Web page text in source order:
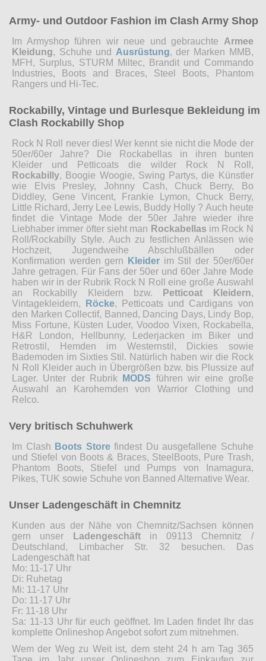
Army- und Outdoor Fashion im Clash Army Shop
Im Armyshop führen wir neue und gebrauchte Armee
Kleidung, Schuhe und Ausrüstung, der Marken MMB,
MFH, Surplus, STURM Miltec, Brandit und Commando
Industries, Boots and Braces, Steel Boots, Phantom
Rangers und Hi-Tec.
Rockabilly, Vintage und Burlesque Bekleidung im
Clash Rockabilly Shop
Rock N Roll never dies! Wer kennt sie nicht die Mode der
50er/60er Jahre? Die Rockabellas in ihren bunten
Kleider und Petticoats die wilder Rock N Roll,
Rockabilly, Boogie Woogie, Swing Partys, die Künstler
wie Elvis Presley, Johnny Cash, Chuck Berry, Bo
Diddley, Gene Vincent, Frankie Lymon, Chuck Berry,
Little Richard, Jerry Lee Lewis, Buddy Holly ? Auch heute
findet die Vintage Mode der 50er Jahre wieder ihre
Liebhaber immer öfter sieht man Rockabellas im Rock N
Roll/Rockabilly Style. Auch zu festlichen Anlässen wie
Hochzeit, Jugendweihe Abschlußbällen oder
Konfirmation werden gern
Kleiderim Stil der 50er/60er
Jahre getragen. Für Fans der 50er und 60er Jahre Mode
haben wir in der Rubrik Rock N Roll eine große Auswahl
an Rockabilly Kleidern bzw.
Petticoat Kleidern,
Vintagekleidern,
Röcke, Petticoats und Cardigans von
den Marken Collectif, Banned, Dancing Days, Lindy Bop,
Miss Fortune, Küsten Luder, Voodoo Vixen, Rockabella,
H&R London, Hellbunny, Lederjacken im Biker und
Retrostil, Hemden im Westernstil, Dickies sowie
Bademoden im Sixties Stil. Natürlich haben wir die Rock
N Roll Kleider auch in Übergrößen bzw. bis Plussize auf
Lager. Unter der Rubrik
MODS führen wir eine große
Auswahl an Karohemden von Warrior Clothing und
Relco.
Very britisch Schuhwerk
Im Clash Boots Storefindest Du ausgefallene Schuhe
und Stiefel von Boots & Braces, SteelBoots, Pure Trash,
Phantom Boots, Stiefel und Pumps von Inamagura,
Pikes, TUK sowie Schuhe von Banned Alternative Wear.
Unser Ladengeschäft in Chemnitz
Kunden aus der Nähe von Chemnitz/Sachsen können
gern unser
Ladengeschäftin 09113 Chemnitz /
Deutschland, Limbacher Str. 32 besuchen. Das
Ladengeschäft hat
Mo: 11-17 Uhr
Di: Ruhetag
Mi: 11-17 Uhr
Do: 11-17 Uhr
Fr: 11-18 Uhr
Sa: 11-13 Uhr für euch geöffnet. Im Laden findet Ihr das
komplette Onlineshop Angebot sofort zum mitnehmen.
Wem der Weg zu Weit ist, dem steht 24 h am Tag 365